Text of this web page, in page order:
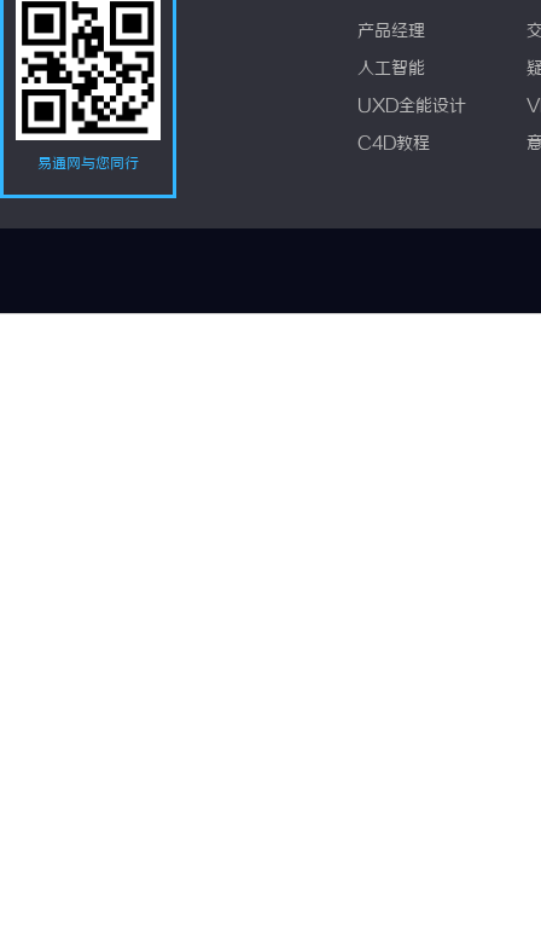
易通网与您同行
产品经理
人工智能
UXD全能设计
C4D教程